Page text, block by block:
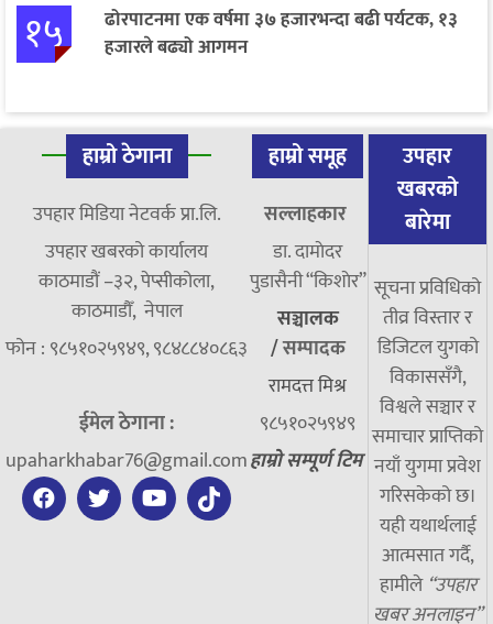
१५
ढोरपाटनमा एक वर्षमा ३७ हजारभन्दा बढी पर्यटक, १३
हजारले बढ्यो आगमन
हाम्रो ठेगाना
उपहार मिडिया नेटवर्क प्रा.लि.
उपहार खबरको कार्यालय
काठमाडौं –३२, पेप्सीकोला,
काठमाडौँ, नेपाल
फोन : ९८५१०२५९४९, ९८४८८४०८६३
ईमेल ठेगाना :
upaharkhabar76@gmail.com
हाम्रो समूह
सल्लाहकार
डा. दामाेदर
पुडासैनी “किशाेर”
सञ्चालक
/सम्पादक
रामदत्त मिश्र
९८५१०२५९४९
हाम्रो सम्पूर्ण टिम
उपहार
खबरको
बारेमा
सूचना प्रविधिको
तीव्र विस्तार र
डिजिटल युगको
विकाससँगै,
विश्वले सञ्चार र
समाचार प्राप्तिको
नयाँ युगमा प्रवेश
गरिसकेको छ।
यही यथार्थलाई
आत्मसात गर्दै,
हामीले “उपहार
खबर अनलाइन”